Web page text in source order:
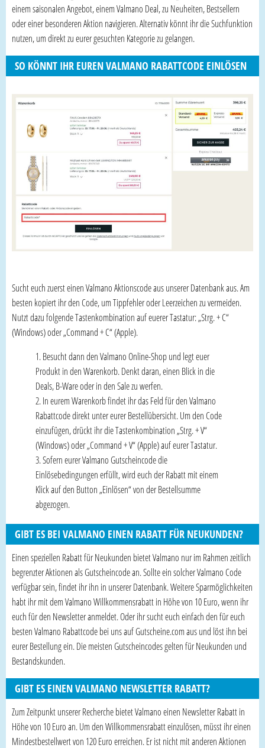
einem saisonalen Angebot, einem Valmano Deal, zu Neuheiten, Bestsellern
oder einer besonderen Aktion navigieren. Alternativ könnt ihr die Suchfunktion
nutzen, um direkt zu eurer gesuchten Kategorie zu gelangen.
SO KÖNNT IHR EUREN VALMANO RABATTCODE EINLÖSEN
Sucht euch zuerst einen Valmano Aktionscode aus unserer Datenbank aus. Am
besten kopiert ihr den Code, um Tippfehler oder Leerzeichen zu vermeiden.
Nutzt dazu folgende Tastenkombination auf euerer Tastatur: „Strg. + C“
(Windows) oder „Command + C“ (Apple).
Besucht dann den Valmano Online-Shop und legt euer
Produkt in den Warenkorb. Denkt daran, einen Blick in die
Deals, B-Ware oder in den Sale zu werfen.
In eurem Warenkorb findet ihr das Feld für den Valmano
Rabattcode direkt unter eurer Bestellübersicht. Um den Code
einzufügen, drückt ihr die Tastenkombination „Strg. + V“
(Windows) oder „Command + V“ (Apple) auf eurer Tastatur.
Sofern eurer Valmano Gutscheincode die
Einlösebedingungen erfüllt, wird euch der Rabatt mit einem
Klick auf den Button „Einlösen“ von der Bestellsumme
abgezogen.
GIBT ES BEI VALMANO EINEN RABATT FÜR NEUKUNDEN?
Einen speziellen Rabatt für Neukunden bietet Valmano nur im Rahmen zeitlich
begrenzter Aktionen als Gutscheincode an. Sollte ein solcher Valmano Code
verfügbar sein, findet ihr ihn in unserer Datenbank. Weitere Sparmöglichkeiten
habt ihr mit dem Valmano Willkommensrabatt in Höhe von 10 Euro, wenn ihr
euch für den Newsletter anmeldet. Oder ihr sucht euch einfach den für euch
besten Valmano Rabattcode bei uns auf Gutscheine.com aus und löst ihn bei
eurer Bestellung ein. Die meisten Gutscheincodes gelten für Neukunden und
Bestandskunden.
GIBT ES EINEN VALMANO NEWSLETTER RABATT?
Zum Zeitpunkt unserer Recherche bietet Valmano einen Newsletter Rabatt in
Höhe von 10 Euro an. Um den Willkommensrabatt einzulösen, müsst ihr einen
Mindestbestellwert von 120 Euro erreichen. Er ist nicht mit anderen Aktionen